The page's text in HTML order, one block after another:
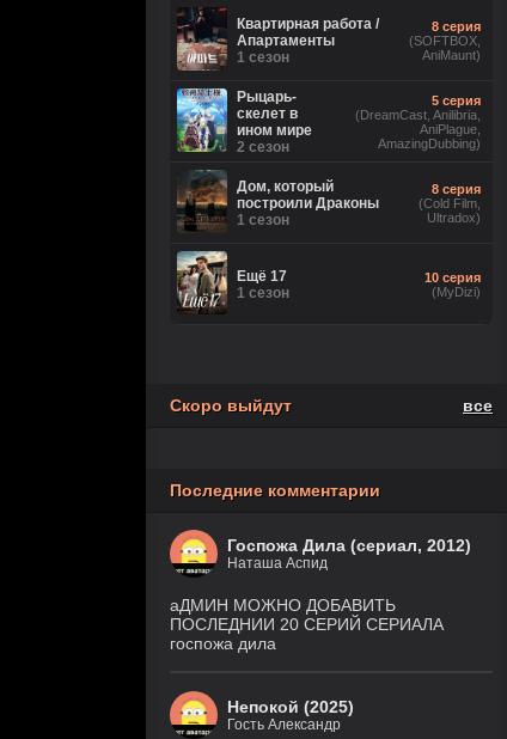
Великолепная
8 сезон
26 серия
Игра
лжецов
18 серия
(Anilibria, Japan Original,
История его
28 серия
Настоящий
5 серия
Квартирная работа /
Апартаменты
1 сезон
8 серия
(SOFTBOX,
AniMaunt)
Рыцарь-
скелет в
ином мире
2 сезон
5 серия
(DreamCast, Anilibria,
AniPlague,
AmazingDubbing)
Дом, который
построили Драконы
1 сезон
8 серия
(Cold Film,
Ultradox)
Ещё 17
1 сезон
10 серия
(MyDizi)
Скоро выйдут все
Последние комментарии
Госпожа Дила (сериал, 2012)
Наташа Аспид
аДМИН МОЖНО ДОБАВИТЬ
ПОСЛЕДНИИ 20 СЕРИЙ СЕРИАЛА
госпожа дила
Непокой (2025)
Гость Александр